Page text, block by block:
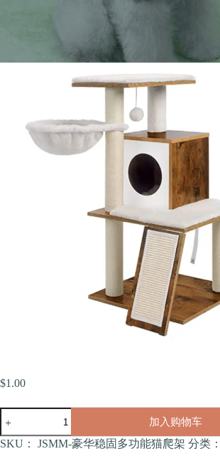
$1.00
华
稳
加入购物车
SKU： JSMM-豪华稳固多功能猫爬架 分类：